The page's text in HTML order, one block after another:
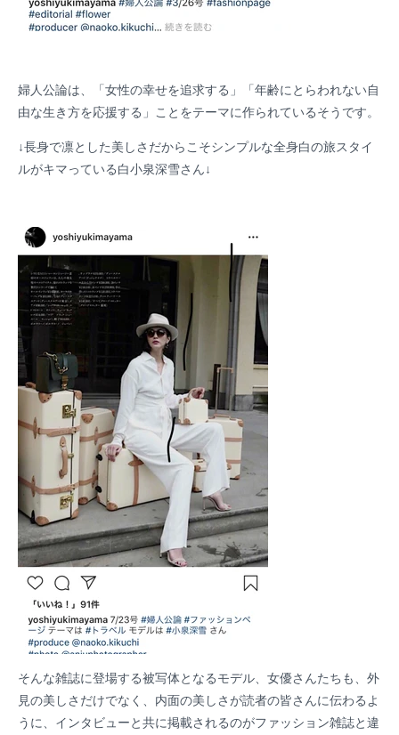
婦人公論は、「女性の幸せを追求する」「年齢にとらわれない自
由な生き方を応援する」ことをテーマに作られているそうです。
↓長身で凛とした美しさだからこそシンプルな全身白の旅スタイ
ルがキマっている白小泉深雪さん↓
そんな雑誌に登場する被写体となるモデル、女優さんたちも、外
見の美しさだけでなく、内面の美しさが読者の皆さんに伝わるよ
うに、インタビューと共に掲載されるのがファッション雑誌と違